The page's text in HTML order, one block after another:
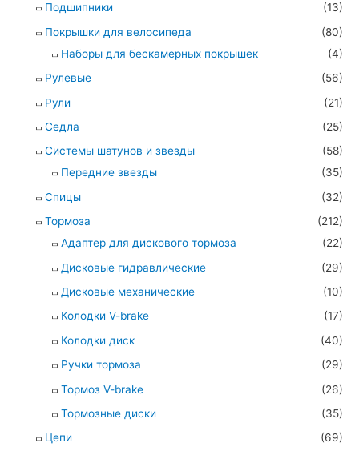
Подшипники
(13)
Покрышки для велосипеда
(80)
Наборы для бескамерных покрышек
(4)
Рулевые
(56)
Рули
(21)
Седла
(25)
Системы шатунов и звезды
(58)
Передние звезды
(35)
Спицы
(32)
Тормоза
(212)
Адаптер для дискового тормоза
(22)
Дисковые гидравлические
(29)
Дисковые механические
(10)
Колодки V-brake
(17)
Колодки диск
(40)
Ручки тормоза
(29)
Тормоз V-brake
(26)
Тормозные диски
(35)
Цепи
(69)